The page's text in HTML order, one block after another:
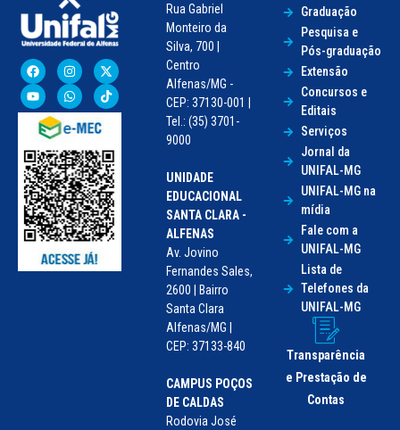
Rua Gabriel
Monteiro da
Silva, 700 |
Centro
Alfenas/MG -
CEP: 37130-001 |
Tel.: (35) 3701-
9000
UNIDADE
EDUCACIONAL
SANTA CLARA -
ALFENAS
Av. Jovino
Fernandes Sales,
2600 | Bairro
Santa Clara
Alfenas/MG |
CEP: 37133-840
CAMPUS POÇOS
DE CALDAS
Rodovia José
Graduação
Pesquisa e
Pós-graduação
Extensão
Concursos e
Editais
Serviços
Jornal da
UNIFAL-MG
UNIFAL-MG na
mídia
Fale com a
UNIFAL-MG
Lista de
Telefones da
UNIFAL-MG
Transparência
e Prestação de
Contas